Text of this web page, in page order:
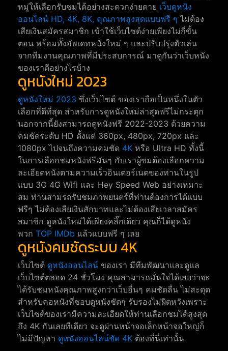
หมู่ให้เลือกรับชมได้อย่างสะดวกง่ายดาย เว็บดูหนัง
ออนไลน์ HD, 4K, 8K, คุณภาพสูงสุดแบบฟรี ๆ ไม่ต้อง
เสียเงินสมัครสมาชิก เข้าใช้เว็บไซต์ง่ายเพียงไม่กี่ขั้น
ตอน พร้อมทั้งอัพเดทหนังใหม่ ๆ และปรับปรุ่งตัวเล่น
จากทีมงานคุณภาพที่มีประสบการณ์ มาดูกันว่าเว็บหนัง
ของเราดีอย่างไรบ้าง
ดูหนังใหม่ 2023
ดูหนังใหม่ 2023 ซึ่งเว็บไซต์ ของเราถือเป็นหนึ่งในตัว
เลือกที่ดีที่สุด สำหรับการดูหนังใหม่ล่าสุดฟรีไม่กระตุก
นอกจากนี้ยังสามารถดูหนังฟรี 2022-2023 ด้วยความ
คมชัดระดับ HD ตั้งแต่ 360px, 480px, 720px และ
1080px ไปจนถึงความคมชัด 4K หรือ Ultra HD ทั้งนี้
ในการเลือกชมหนังฟรีมันๆ กับเราผู้ชมต้องเลือกความ
ละเอียดหนังตามความเร็วอินเตอร์เนตของท่านในรูป
แบบ 3G 4G Wifi และ Hey Speed Web อย่างเหมาะ
สม ท่านสามรถรับชมภาพยนตร์ที่ท่านต้องการได้แบบ
ฟรีๆ ไม่ต้องเสียเงินสักบาทและไม่ต้องเสียเวลาสมัคร
สมาชิก ดูหนังใหม่ได้เพียงคลิ๊กเดียว คุณก็ได้ดูหนัง
พวก TOP IMDb แล้วแบบฟรี ๆ เลย
ดูหนังคมชัดระบบ 4K
เว็บไซต์ ดูหนังออนไลน์ ของเรา มีทีมพัฒนาและดูแล
เว็บไซต์ตลอด 24 ชั่วโมง คุณสามารถมั่นใจได้เลยว่าจะ
ได้รับชมหนังคุณภาพสูงกว่าเว็บอื่นๆ คมชัดลื่น ไม่สะดุด
สำหรับคอหนังที่ชอบดูหนังชัดๆ รับรองไม่ผิดหวังเพราะ
เว็บไซต์ของเรามีความละเอียดให้ท่านเลือกชมได้สูงสุด
ถึง 4K กันเลยทีเดียว จะดูผ่านหน้าจอเล็กหน้าจอใหญ่ก็
ไม่มีปัญหา ดูหนังออนไลน์ชัด 4K ต้องที่นี่เท่านั้น